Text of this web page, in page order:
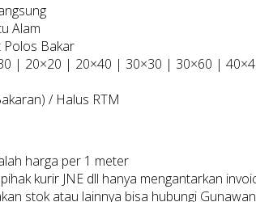
Alam
Polos Bakar
| 20×20 | 20×40 | 30×30 | 30×60 |
/ Halus RTM
harga per 1 meter
kurir JNE dll hanya mengantarkan
stok atau lainnya bisa hubungi